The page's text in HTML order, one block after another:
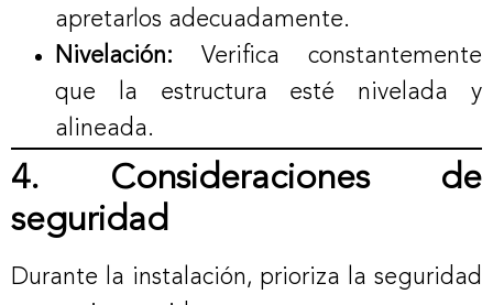
apretarlos adecuadamente.
Nivelación: Verifica constantemente
que la estructura esté nivelada y
alineada.
4. Consideraciones de
seguridad
Durante la instalación, prioriza la seguridad